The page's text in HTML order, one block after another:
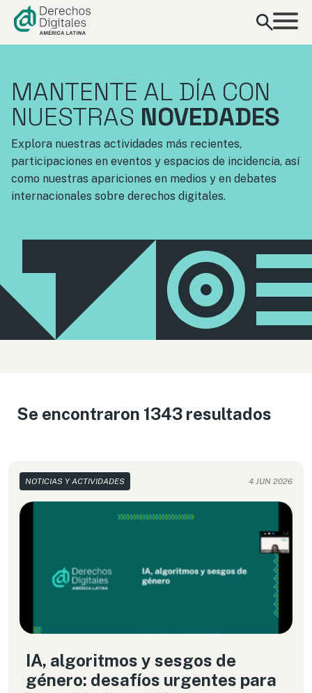
contenido
MANTENTE AL DÍA CON
NUESTRAS NOVEDADES
Explora nuestras actividades más recientes,
participaciones en eventos y espacios de incidencia, así
como nuestras apariciones en medios y en debates
internacionales sobre derechos digitales.
Se encontraron 1343 resultados
NOTICIAS Y ACTIVIDADES 4 JUN 2026
IA, algoritmos y sesgos de
género: desafíos urgentes para